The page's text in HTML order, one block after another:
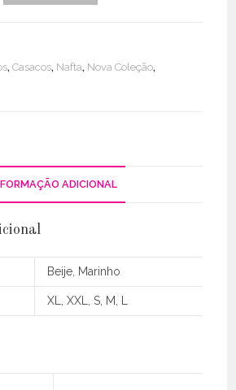
,Casacos, Nafta, Nova Coleção,
ADICIONAL
Beije, Marinho
XL, XXL, S, M, L